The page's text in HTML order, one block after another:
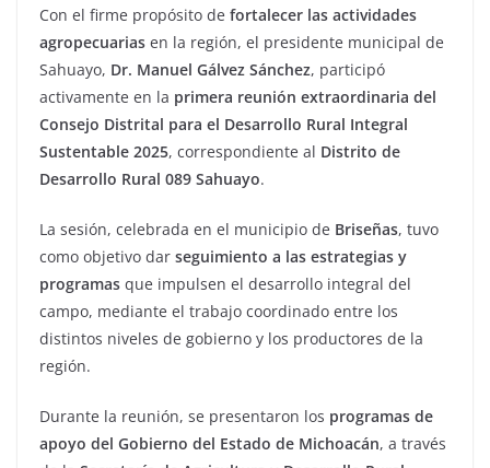
Con el firme propósito de fortalecer las actividades
agropecuarias en la región, el presidente municipal de
Sahuayo, Dr. Manuel Gálvez Sánchez, participó
activamente en la primera reunión extraordinaria del
Consejo Distrital para el Desarrollo Rural Integral
Sustentable 2025, correspondiente al Distrito de
Desarrollo Rural 089 Sahuayo.
La sesión, celebrada en el municipio de Briseñas, tuvo
como objetivo dar seguimiento a las estrategias y
programas que impulsen el desarrollo integral del
campo, mediante el trabajo coordinado entre los
distintos niveles de gobierno y los productores de la
región.
Durante la reunión, se presentaron los programas de
apoyo del Gobierno del Estado de Michoacán, a través